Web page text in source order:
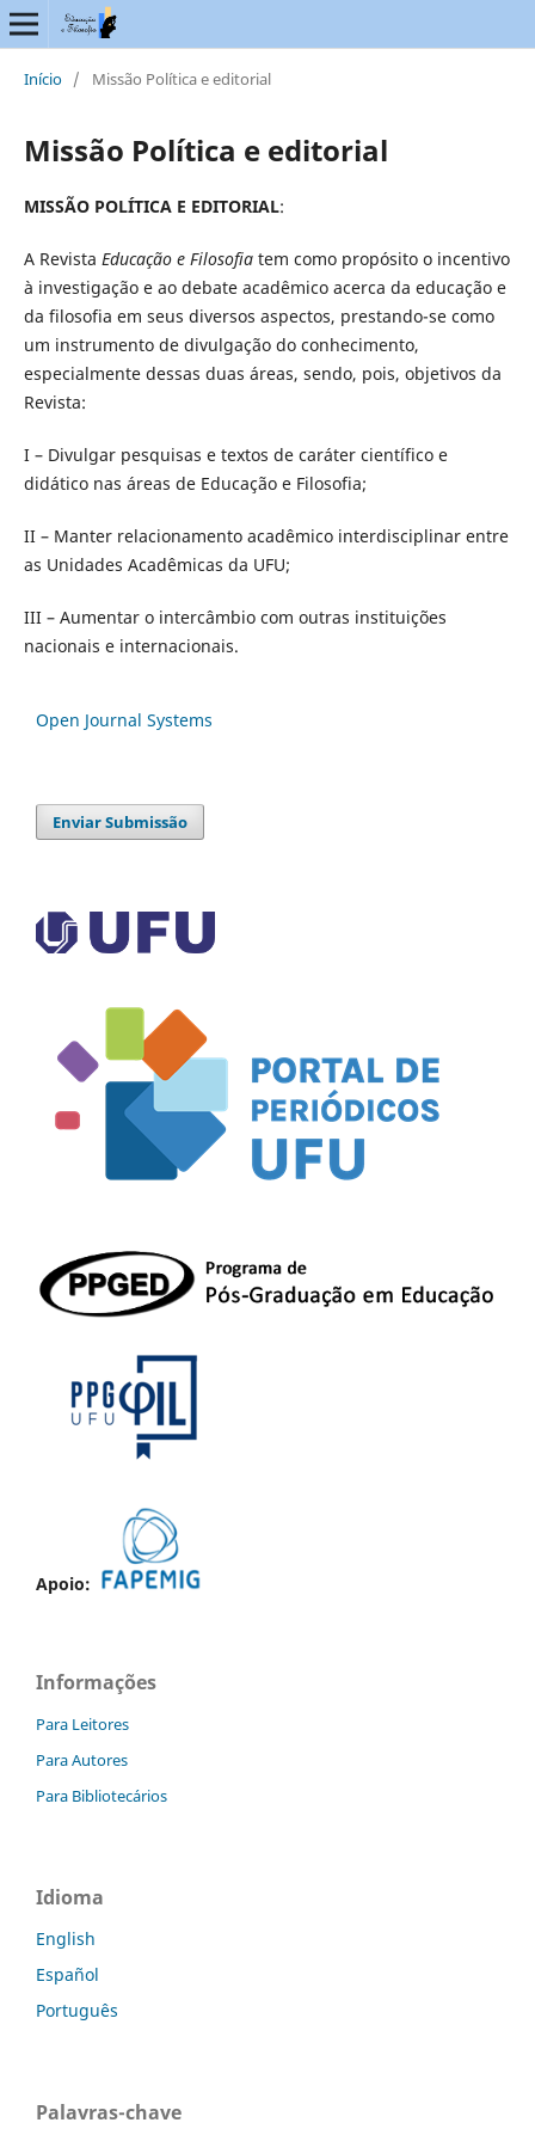
Início / Missão Política e editorial
Missão Política e editorial
MISSÃO POLÍTICA E EDITORIAL:
A Revista Educação e Filosofiatem como propósito o incentivo
à investigação e ao debate acadêmico acerca da educação e
da filosofia em seus diversos aspectos, prestando-se como
um instrumento de divulgação do conhecimento,
especialmente dessas duas áreas, sendo, pois, objetivos da
Revista:
I – Divulgar pesquisas e textos de caráter científico e
didático nas áreas de Educação e Filosofia;
II – Manter relacionamento acadêmico interdisciplinar entre
as Unidades Acadêmicas da UFU;
III – Aumentar o intercâmbio com outras instituições
nacionais e internacionais.
Open Journal Systems
Enviar Submissão
Apoio:
Informações
Para Leitores
Para Autores
Para Bibliotecários
Idioma
English
Español
Português
Palavras-chave